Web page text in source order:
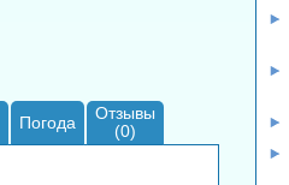
Погода
Отзывы
(0)